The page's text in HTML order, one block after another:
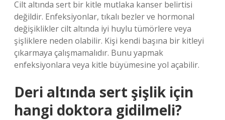
Cilt altında sert bir kitle mutlaka kanser belirtisi
değildir. Enfeksiyonlar, tıkalı bezler ve hormonal
değişiklikler cilt altında iyi huylu tümörlere veya
şişliklere neden olabilir. Kişi kendi başına bir kitleyi
çıkarmaya çalışmamalıdır. Bunu yapmak
enfeksiyonlara veya kitle büyümesine yol açabilir.
Deri altında sert şişlik için
hangi doktora gidilmeli?